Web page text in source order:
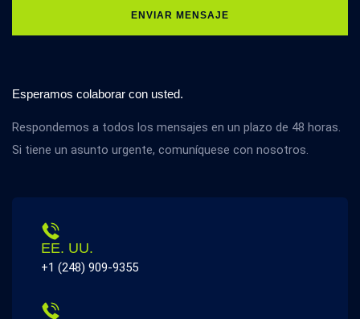
ENVIAR MENSAJE
Esperamos colaborar con usted.
Respondemos a todos los mensajes en un plazo de 48 horas.
Si tiene un asunto urgente, comuníquese con nosotros.
EE. UU.
+1 (248) 909-9355